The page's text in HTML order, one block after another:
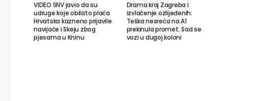
VIDEO SNV javio da su
udruge koje obilato plaća
Hrvatska kazneno prijavile
navijače i Skeju zbog
pjesama u Kninu
Drama kraj Zagreba i
izvlačenje ozlijeđenih:
Teška nesreća na A1
prekinula promet. Sad se
vozi u dugoj koloni